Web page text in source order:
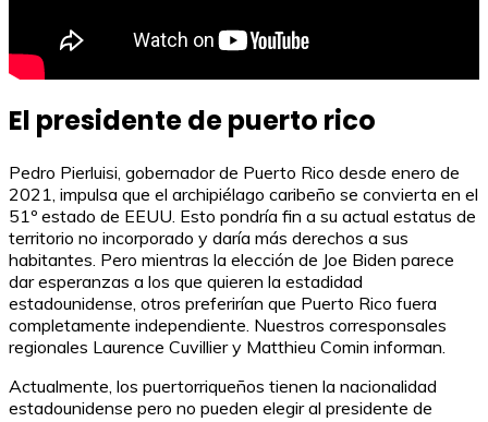
El presidente de puerto rico
Pedro Pierluisi, gobernador de Puerto Rico desde enero de
2021, impulsa que el archipiélago caribeño se convierta en el
51º estado de EEUU. Esto pondría fin a su actual estatus de
territorio no incorporado y daría más derechos a sus
habitantes. Pero mientras la elección de Joe Biden parece
dar esperanzas a los que quieren la estadidad
estadounidense, otros preferirían que Puerto Rico fuera
completamente independiente. Nuestros corresponsales
regionales Laurence Cuvillier y Matthieu Comin informan.
Actualmente, los puertorriqueños tienen la nacionalidad
estadounidense pero no pueden elegir al presidente de